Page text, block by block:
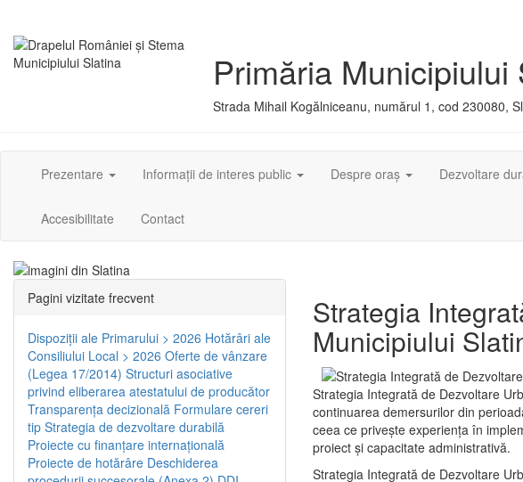
Primăria Municipiului
Strada Mihail Kogălniceanu, numărul 1, cod 230080,
Prezentare Informații de interes public Despre oraș Dezvoltare
Accesibilitate Contact
Strategia
Municipiului
Strategia Integrată de Dezvoltare
continuarea demersurilor din
ceea ce priveşte experienţa în
proiect și capacitate administrativă.
Strategia Integrată de Dezvoltare
Pagini vizitate frecvent
Dispoziţii ale Primarului > 2026 Hotărâri ale
Consiliului Local > 2026 Oferte de vânzare
(Legea 17/2014) Structuri asociative
privind eliberarea atestatului de producător
Transparenţa decizională Formulare cereri
tip Strategia de dezvoltare durabilă
Proiecte cu finanţare internaţională
Proiecte de hotărâre Deschiderea